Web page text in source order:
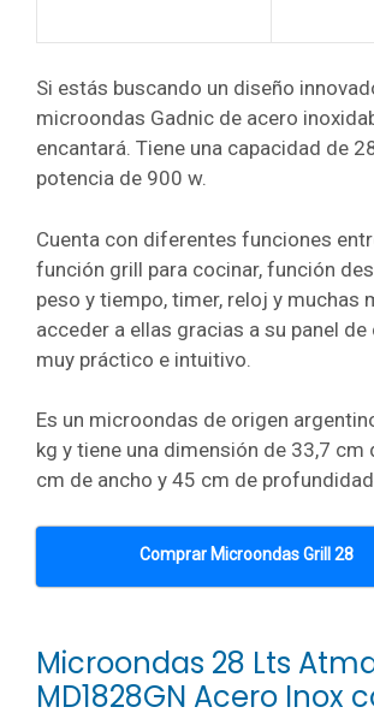
Si estás buscando un diseño
microondas Gadnic de acero
encantará. Tiene una capacidad de
potencia de 900 w.
Cuenta con diferentes funciones
función grill para cocinar, función
peso y tiempo, timer, reloj y muchas
acceder a ellas gracias a su panel
muy práctico e intuitivo.
Es un microondas de origen
kg y tiene una dimensión de 33,7 cm
cm de ancho y 45 cm de
Comprar Microondas Grill 28
Microondas 28 Lts
MD1828GN Acero Inox